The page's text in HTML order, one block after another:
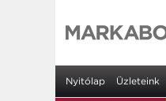
Nyitólap Üzleteink